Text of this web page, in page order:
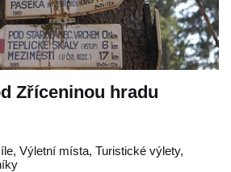
Zříceninou hradu
Výletní místa, Turistické výlety,